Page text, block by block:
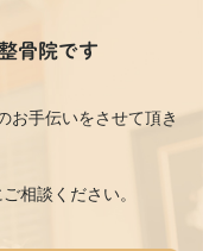
骨院です
お手伝いをさせて頂き
相談ください。